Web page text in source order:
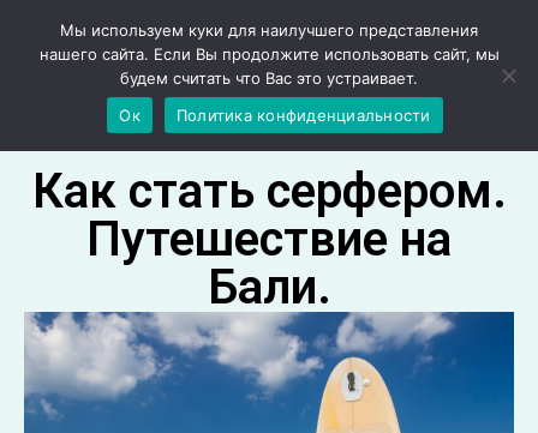
Как стать серфером.
Путешествие на
Бали.
Мы используем куки для наилучшего представления
нашего сайта. Если Вы продолжите использовать сайт, мы
будем считать что Вас это устраивает.
Ок
Политика конфиденциальности